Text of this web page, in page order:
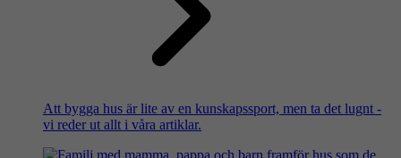
Att bygga hus är lite av en kunskapssport, men ta det lugnt -
vi reder ut allt i våra artiklar.